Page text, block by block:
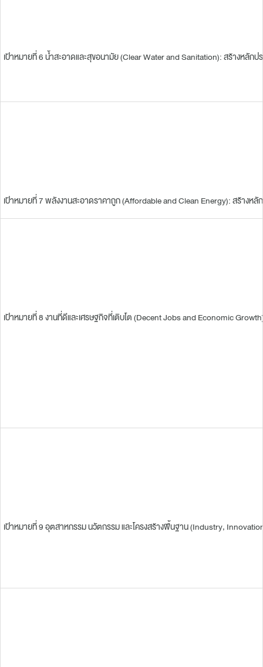
เป้าหมายที่ 6 น้ำสะอาดและสุขอนามัย (Clear Water and Sanitation): สร้างหลั
เป้าหมายที่ 7 พลังงานสะอาดราคาถูก (Affordable and Clean Energy): สร้างห
เป้าหมายที่ 8 งานที่ดีและเศรษฐกิจที่เติบโต (Decent Jobs and Economic
เป้าหมายที่ 9 อุตสาหกรรม นวัตกรรม และโครงสร้างพื้นฐาน (Industry,